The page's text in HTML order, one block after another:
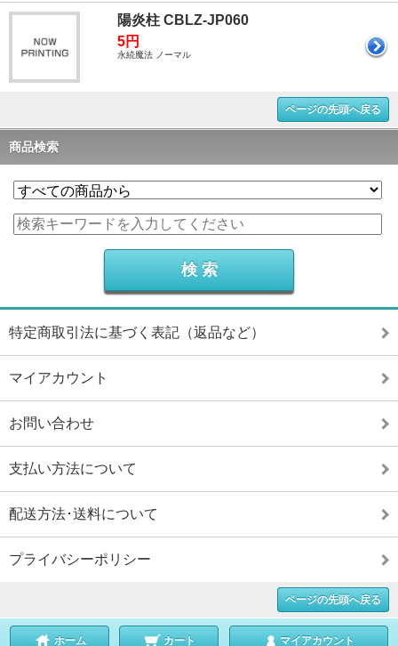
陽炎柱 CBLZ-JP060
5円
永続魔法 ノーマル
ページの先頭へ戻る
商品検索
特定商取引法に基づく表記（返品など）
マイアカウント
お問い合わせ
支払い方法について
配送方法･送料について
プライバシーポリシー
ページの先頭へ戻る
ホーム カート マイアカウント